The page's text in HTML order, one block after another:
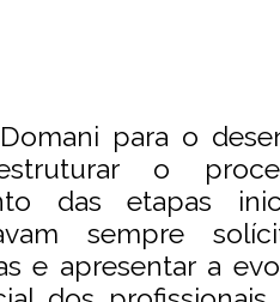
para o
o
das etapas
sempre
e apresentar a